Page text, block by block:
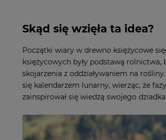
Skąd się wzięła ta idea?
Początki wiary w drewno księżycowe
księżycowych były podstawą rolnictwa,
skojarzenia z oddziaływaniem na
się kalendarzem lunarny, wierząc, że
zainspirował się wiedzą swojego